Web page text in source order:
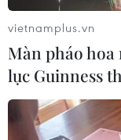
thách thức lớn
cao. Tổng chi
hiện được ước
đương 67 tỷ
5.500 tỷ yen
2014.
vietnamplus.vn
Màn pháo
lục Guinness